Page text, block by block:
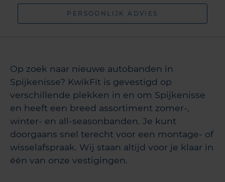
PERSOONLIJK ADVIES
Op zoek naar nieuwe autobanden in
Spijkenisse? KwikFit is gevestigd op
verschillende plekken in en om Spijkenisse
en heeft een breed assortiment zomer-,
winter- en all-seasonbanden. Je kunt
doorgaans snel terecht voor een montage- of
wisselafspraak. Wij staan altijd voor je klaar in
één van onze vestigingen.